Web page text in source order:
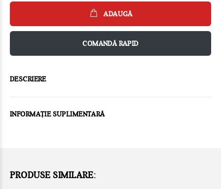
ADAUGĂ
COMANDĂ RAPID
DESCRIERE
INFORMAȚIE SUPLIMENTARĂ
PRODUSE SIMILARE: